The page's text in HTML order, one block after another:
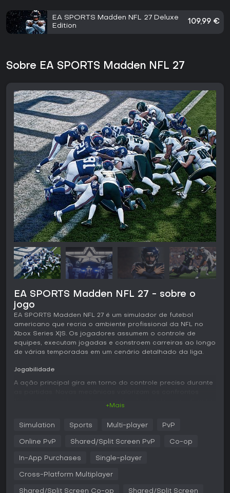
EA SPORTS Madden NFL 27 Deluxe
Edition
109,99 €
Sobre EA SPORTS Madden NFL 27
EA SPORTS Madden NFL 27 - sobre o
jogo
EA SPORTS Madden NFL 27 é um simulador de futebol
americano que recria o ambiente profissional da NFL no
Xbox Series X|S. Os jogadores assumem o controle de
equipes, executam jogadas e constroem carreiras ao longo
de várias temporadas em um cenário detalhado da liga.
Jogabilidade
A ação principal gira em torno do controle preciso durante
baseada em tempo e os catches contestados refinados
adicionam camadas às jogadas aéreas, enquanto as
específicas para ganhar centímetros decisivos.
Os ajustes pré-jogada permitem configurar alinhamentos e
+Mais
Simulation Sports Multi-player PvP
Online PvP Shared/Split Screen PvP Co-op
In-App Purchases Single-player
Cross-Platform Multiplayer
Shared/Split Screen Co-op Shared/Split Screen